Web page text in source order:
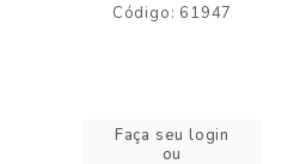
Código: 61947
Faça seu login
ou